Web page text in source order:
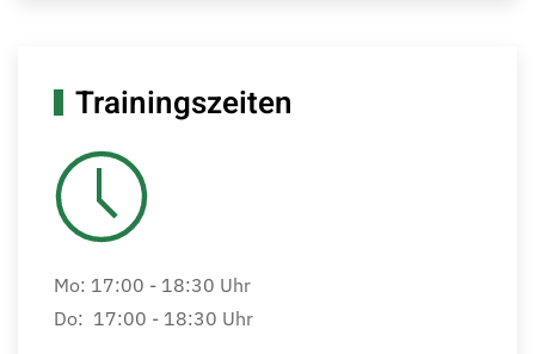
Trainingszeiten
Mo: 17:00 - 18:30 Uhr
Do: 17:00 - 18:30 Uhr